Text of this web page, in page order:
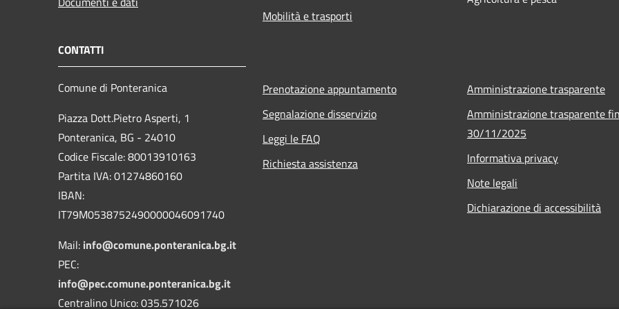
Mobilità e trasporti
CONTATTI
Comune di Ponteranica
Piazza Dott.Pietro Asperti, 1
Ponteranica, BG - 24010
Codice Fiscale: 80013910163
Partita IVA: 01274860160
IBAN:
IT79M0538752490000046091740
Mail: info@comune.ponteranica.bg.it
PEC:
info@pec.comune.ponteranica.bg.it
Centralino Unico: 035.571026
Prenotazione appuntamento
Segnalazione disservizio
Leggi le FAQ
Richiesta assistenza
Amministrazione trasparente
Amministrazione trasparente
30/11/2025
Informativa privacy
Note legali
Dichiarazione di accessibilità